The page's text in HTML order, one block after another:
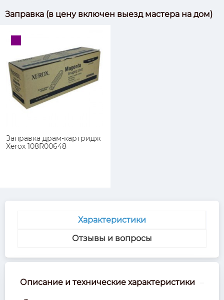
Заправка (в цену включен выезд мастера на дом)
Заправка драм-картридж
Xerox 108R00648
Характеристики
Отзывы и вопросы
Описание и технические характеристики